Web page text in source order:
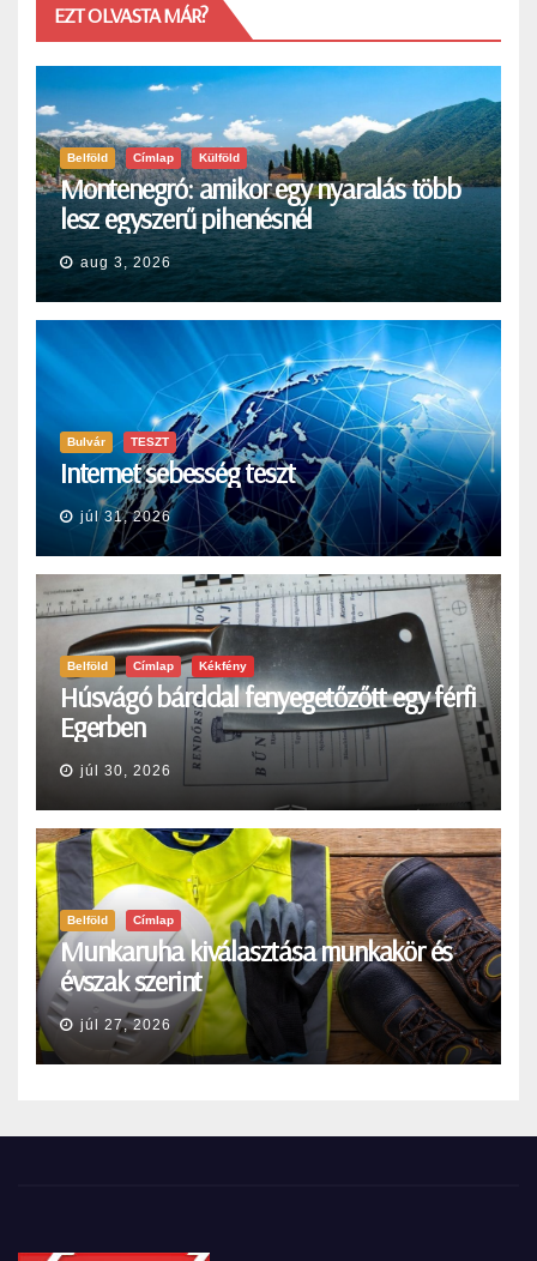
EZT OLVASTA MÁR?
Belföld Címlap Külföld
Montenegró: amikor egy nyaralás több
lesz egyszerű pihenésnél
aug 3, 2026
Bulvár TESZT
Internet sebesség teszt
júl 31, 2026
Belföld Címlap Kékfény
Húsvágó bárddal fenyegetőzőtt egy férfi
Egerben
júl 30, 2026
Belföld Címlap
Munkaruha kiválasztása munkakör és
évszak szerint
júl 27, 2026